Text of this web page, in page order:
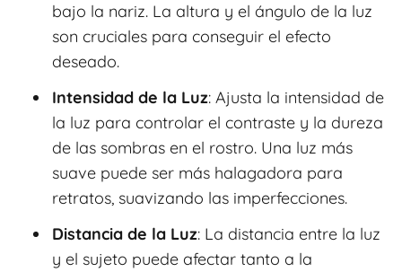
bajo la nariz. La altura y el ángulo de la luz
son cruciales para conseguir el efecto
deseado.
Intensidad de la Luz: Ajusta la intensidad de
la luz para controlar el contraste y la dureza
de las sombras en el rostro. Una luz más
suave puede ser más halagadora para
retratos, suavizando las imperfecciones.
Distancia de la Luz: La distancia entre la luz
y el sujeto puede afectar tanto a la